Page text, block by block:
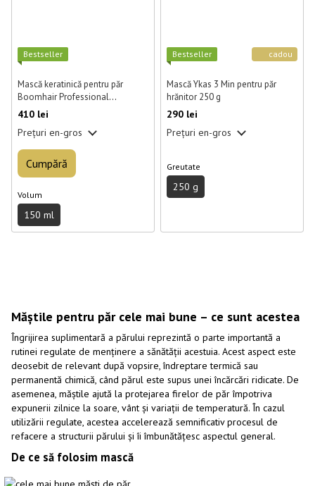
Best­seller
Mască keratinică pentru păr
Boomhair Professional
ChocoBoom Liquid Mask 150 ml
410 lei
Prețuri en-gros
Cumpără
Volum
150 ml
cadou
Best­seller
Mască Ykas 3 Min pentru păr
hrănitor 250 g
290 lei
Prețuri en-gros
Greutate
250 g
Măștile pentru păr cele mai bune – ce sunt acestea
Îngrijirea suplimentară a părului reprezintă o parte importantă a
rutinei regulate de menținere a sănătății acestuia. Acest aspect este
deosebit de relevant după vopsire, îndreptare termică sau
permanentă chimică, când părul este supus unei încărcări ridicate. De
asemenea, măștile ajută la protejarea firelor de păr împotriva
expunerii zilnice la soare, vânt și variații de temperatură. În cazul
utilizării regulate, acestea accelerează semnificativ procesul de
refacere a structurii părului și îi îmbunătățesc aspectul general.
De ce să folosim mască